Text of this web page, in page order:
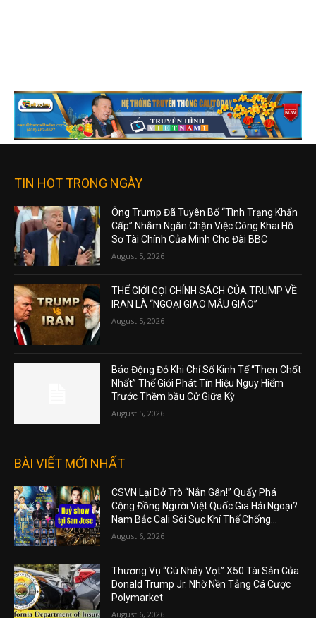
TIN HOT TRONG NGÀY
Ông Trump Đã Tuyên Bố “Tình Trạng Khẩn
Cấp” Nhằm Ngăn Chặn Việc Công Khai Hồ
Sơ Tài Chính Của Mình Cho Đài BBC
August 5, 2026
THẾ GIỚI GỌI CHÍNH SÁCH CỦA TRUMP VỀ
IRAN LÀ “NGOẠI GIAO MẪU GIÁO”
August 5, 2026
Báo Động Đỏ Khi Chỉ Số Kinh Tế “Then Chốt
Nhất” Thế Giới Phát Tín Hiệu Nguy Hiểm
Trước Thềm bầu Cử Giữa Kỳ
August 5, 2026
BÀI VIẾT MỚI NHẤT
CSVN Lại Dở Trò “Nắn Gân!” Quấy Phá
Cộng Đồng Người Việt Quốc Gia Hải Ngoại?
Nam Bắc Cali Sôi Sục Khí Thế Chống...
August 6, 2026
Thương Vụ “Cú Nhảy Vọt” X50 Tài Sản Của
Donald Trump Jr. Nhờ Nền Tảng Cá Cược
Polymarket
August 6, 2026